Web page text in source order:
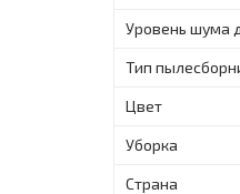
Уровень шума
Тип
Цвет
Уборка
Страна